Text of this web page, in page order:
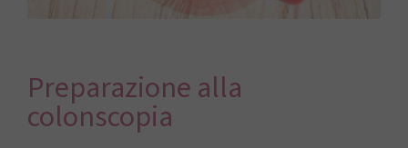
Preparazione alla
colonscopia